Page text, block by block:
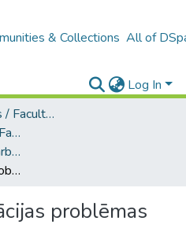
& Collections All of
Log In
B4 – LU fakultātes / Faculties of the UL
A -- Juridiskā fakultāte / Faculty of Law
Bakalaura un maģistra darbi (JF) / Bachelor's and Master's theses
Zādzības kvalifikācijas problēmas
problēmas